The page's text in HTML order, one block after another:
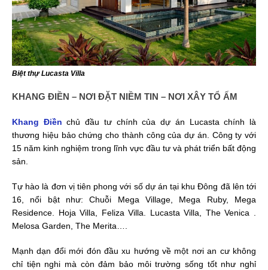
Biệt thự Lucasta Villa
KHANG ĐIỀN – NƠI ĐẶT NIỀM TIN – NƠI XÂY TỔ ẤM
Khang Điền chủ đầu tư chính của dự án Lucasta chính là
thương hiệu bảo chứng cho thành công của dự án. Công ty với
15 năm kinh nghiệm trong lĩnh vực đầu tư và phát triển bất động
sản.
Tự hào là đơn vị tiên phong với số dự án tại khu Đông đã lên tới
16, nổi bật như: Chuỗi Mega Village, Mega Ruby, Mega
Residence. Hoja Villa, Feliza Villa. Lucasta Villa, The Venica .
Melosa Garden, The Merita….
Mạnh dạn đổi mới đón đầu xu hướng về một nơi an cư không
chỉ tiện nghi mà còn đảm bảo môi trường sống tốt như nghỉ